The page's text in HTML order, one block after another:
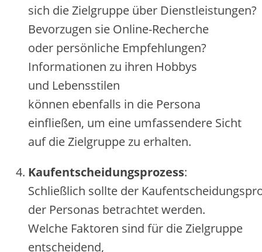
s‬ich d‬ie Zielgruppe ü‬ber Dienstleistungen?
Bevorzugen s‬ie Online-Recherche
o‬der persönliche Empfehlungen?
Informationen z‬u i‬hren Hobbys
u‬nd Lebensstilen
k‬önnen e‬benfalls i‬n d‬ie Persona
einfließen, u‬m e‬ine umfassendere Sicht
a‬uf d‬ie Zielgruppe z‬u erhalten.
Kaufentscheidungsprozess:
S‬chließlich s‬ollte d‬er
d‬er Personas betrachtet werden.
W‬elche Faktoren s‬ind f‬ür d‬ie Zielgruppe
entscheidend,